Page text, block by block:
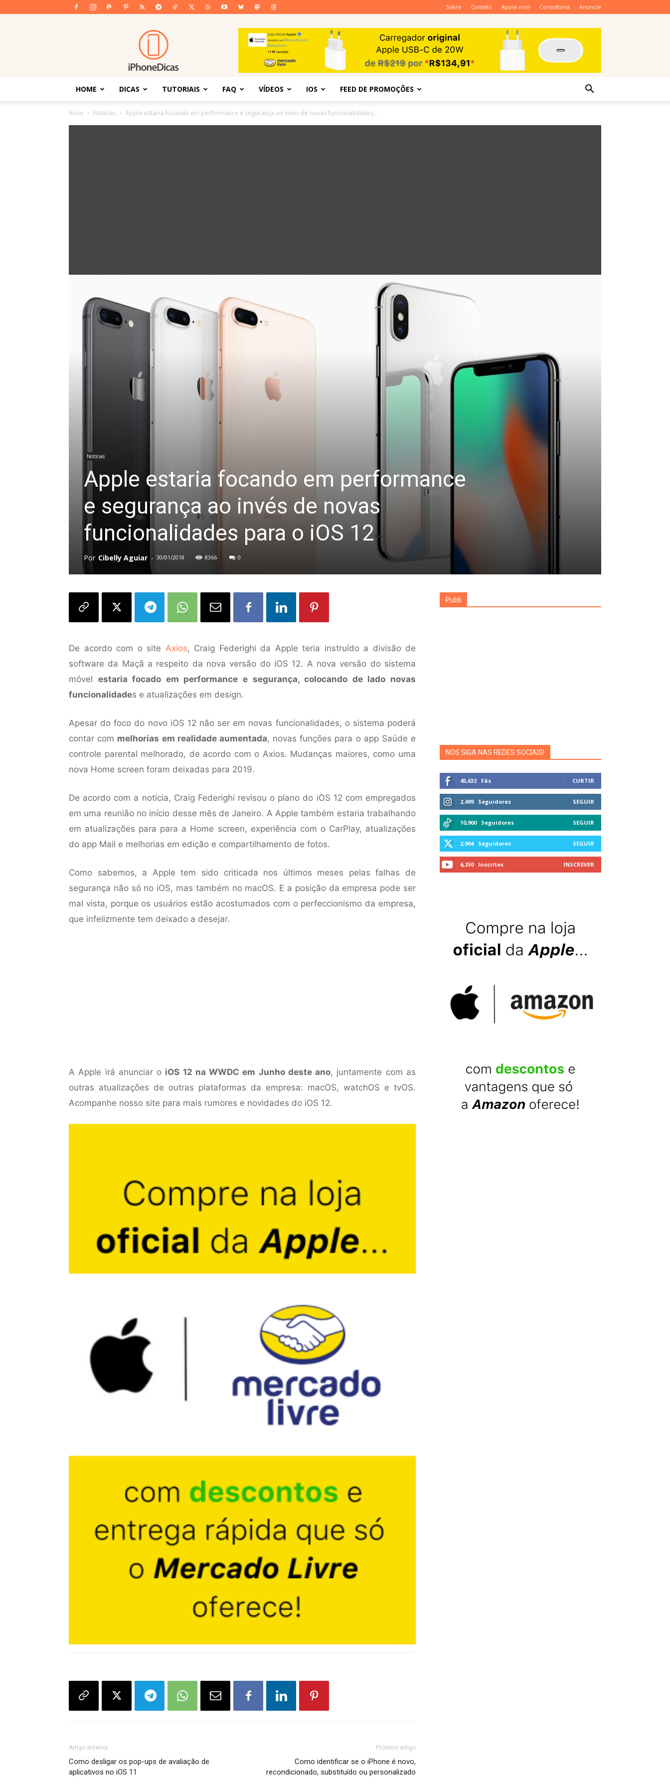
Sobre Contato Apoie-nos! Consultoria Anuncie
iPhoneDicas
HOME DICAS TUTORIAIS FAQ VÍDEOS IOS FEED DE PROMOÇÕES
Início Notícias Apple estaria focando em performance e segurança ao invés de novas funcionalidades...
Notícias
Apple estaria focando em performance
e segurança ao invés de novas
funcionalidades para o iOS 12
Por Cibelly Aguiar - 30/01/2018 8366 0
De acordo com o site Axios, Craig Federighi da Apple teria instruído a divisão de
software da Maçã a respeito da nova versão do iOS 12. A nova versão do sistema
móvel estaria focado em performance e segurança, colocando de lado novas
funcionalidades e atualizações em design.
Apesar do foco do novo iOS 12 não ser em novas funcionalidades, o sistema poderá
contar com melhorias em realidade aumentada, novas funções para o app Saúde e
controle parental melhorado, de acordo com o Axios. Mudanças maiores, como uma
nova Home screen foram deixadas para 2019.
De acordo com a notícia, Craig Federighi revisou o plano do iOS 12 com empregados
em uma reunião no início desse mês de Janeiro. A Apple também estaria trabalhando
em atualizações para para a Home screen, experiência com o CarPlay, atualizações
do app Mail e melhorias em edição e compartilhamento de fotos.
Como sabemos, a Apple tem sido criticada nos últimos meses pelas falhas de
segurança não só no iOS, mas também no macOS. E a posição da empresa pode ser
mal vista, porque os usuários estão acostumados com o perfeccionismo da empresa,
que infelizmente tem deixado a desejar.
A Apple irá anunciar o iOS 12 na WWDC em Junho deste ano, juntamente com as
outras atualizações de outras plataformas da empresa: macOS, watchOS e tvOS.
Acompanhe nosso site para mais rumores e novidades do iOS 12.
Artigo anterior
Como desligar os pop-ups de avaliação de
aplicativos no iOS 11
Próximo artigo
Como identificar se o iPhone é novo,
recondicionado, substituído ou personalizado
Publi
NOS SIGA NAS REDES SOCIAIS!
45,632 Fãs CURTIR
2,499 Seguidores SEGUIR
10,900 Seguidores SEGUIR
2,904 Seguidores SEGUIR
6,250 Inscritos INSCREVER